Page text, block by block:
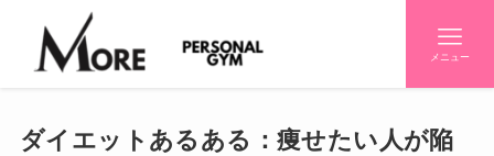
メニュー
ダイエットあるある：痩せたい人が陥